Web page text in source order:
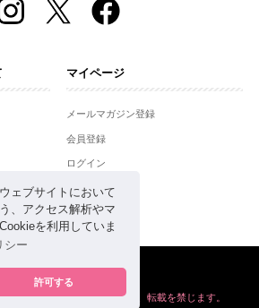
ェブサイトにおいて
、アクセス解析やマ
を利用していま
シー
許可する
マイページ
メールマガジン登録
会員登録
ログイン
powered by
べてのコンテンツの無断複写、転載を禁じます。